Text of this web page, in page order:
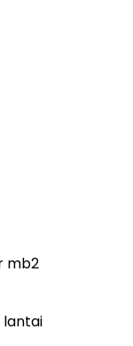
mb2
lantai